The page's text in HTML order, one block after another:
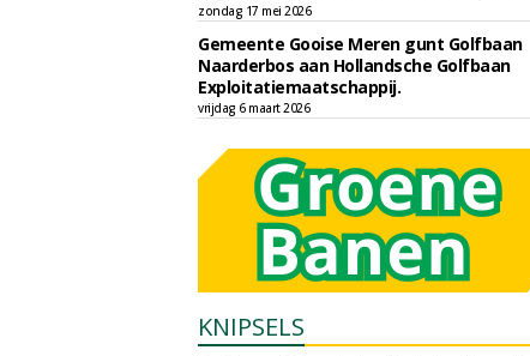
zondag 17 mei 2026
Gemeente Gooise Meren gunt Golfbaan
Naarderbos aan Hollandsche Golfbaan
Exploitatiemaatschappij.
vrijdag 6 maart 2026
KNIPSELS